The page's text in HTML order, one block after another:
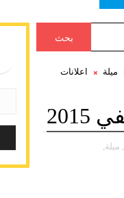
بحث
ميلة
اعلانات
ميلة,